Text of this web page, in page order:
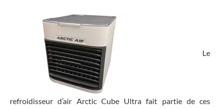
Le
refroidisseur d’air Arctic Cube Ultra fait partie de ces